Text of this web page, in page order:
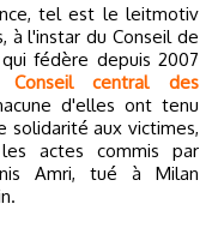
à l'instar du Conseil de
fédère depuis 2007
Conseil central des
d'elles ont tenu
solidarité aux victimes,
actes commis par
Amri, tué à Milan